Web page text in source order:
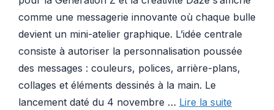
comme une messagerie innovante où chaque bulle
devient un mini-atelier graphique. L’idée centrale
consiste à autoriser la personnalisation poussée
des messages : couleurs, polices, arrière-plans,
collages et éléments dessinés à la main. Le
lancement daté du 4 novembre … Lire la suite